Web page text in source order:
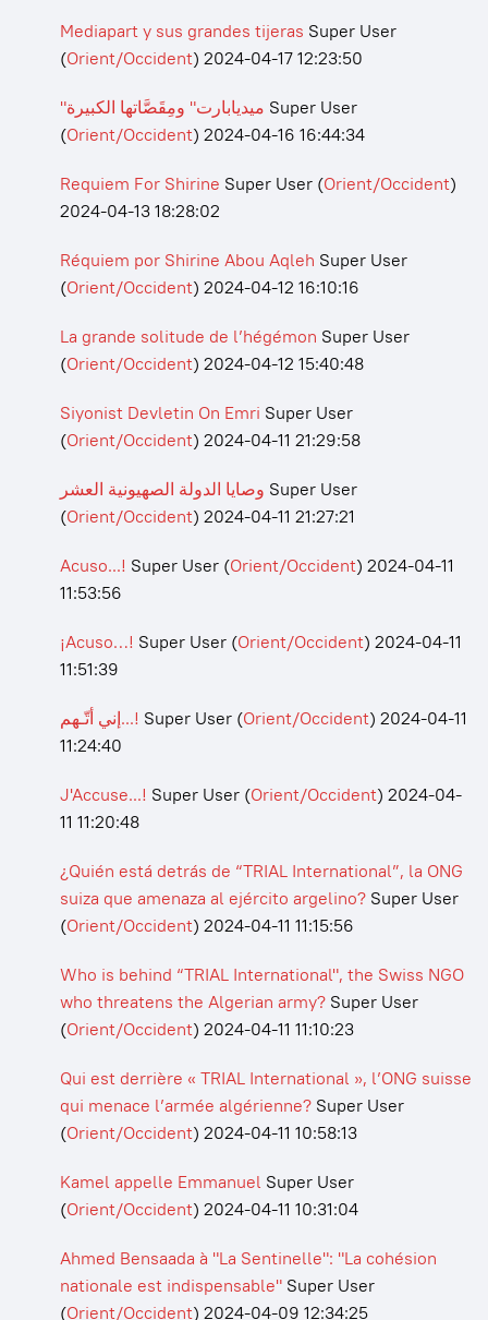
Mediapart y sus grandes tijeras Super User
(Orient/Occident) 2024-04-17 12:23:50
"ميديابارت" ومِقَصَّاتها الكبيرة Super User
(Orient/Occident) 2024-04-16 16:44:34
Requiem For Shirine Super User (Orient/Occident)
2024-04-13 18:28:02
Réquiem por Shirine Abou Aqleh Super User
(Orient/Occident) 2024-04-12 16:10:16
La grande solitude de l’hégémon Super User
(Orient/Occident) 2024-04-12 15:40:48
Siyonist Devletin On Emri Super User
(Orient/Occident) 2024-04-11 21:29:58
وصايا الدولة الصهيونية العشر Super User
(Orient/Occident) 2024-04-11 21:27:21
Acuso...! Super User (Orient/Occident) 2024-04-11
11:53:56
¡Acuso…! Super User (Orient/Occident) 2024-04-11
11:51:39
إني أتّـهم...! Super User (Orient/Occident) 2024-04-11
11:24:40
J'Accuse...! Super User (Orient/Occident) 2024-04-
11 11:20:48
¿Quién está detrás de “TRIAL International”, la ONG
suiza que amenaza al ejército argelino? Super User
(Orient/Occident) 2024-04-11 11:15:56
Who is behind “TRIAL International", the Swiss NGO
who threatens the Algerian army? Super User
(Orient/Occident) 2024-04-11 11:10:23
Qui est derrière « TRIAL International », l’ONG suisse
qui menace l’armée algérienne? Super User
(Orient/Occident) 2024-04-11 10:58:13
Kamel appelle Emmanuel Super User
(Orient/Occident) 2024-04-11 10:31:04
Ahmed Bensaada à "La Sentinelle": "La cohésion
nationale est indispensable" Super User
(Orient/Occident) 2024-04-09 12:34:25